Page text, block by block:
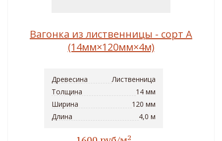
Вагонка из лиственницы - сорт A
(14мм×120мм×4м)
Древесина
Лиственница
Толщина
14 мм
Ширина
120 мм
Длина
4,0 м
2